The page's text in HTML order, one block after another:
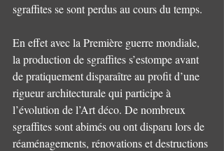
sgraffites se sont perdus au cours du temps.
En effet avec la Première guerre mondiale,
la production de sgraffites s’estompe avant
de pratiquement disparaître au profit d’une
rigueur architecturale qui participe à
l’évolution de l’Art déco. De nombreux
sgraffites sont abimés ou ont disparu lors de
réaménagements, rénovations et destructions